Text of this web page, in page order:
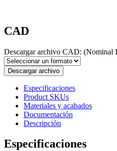
CAD
Descargar archivo CAD: (Nominal
Descargar archivo
Especificaciones
Product SKUs
Materiales y acabados
Documentación
Descripción
Especificaciones